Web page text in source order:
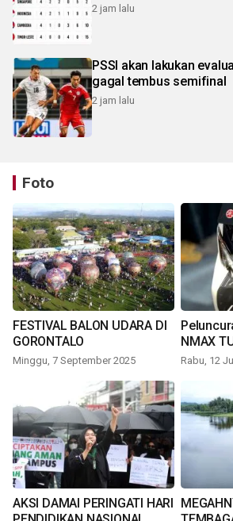
2 jam lalu
PSSI akan lakukan
gagal tembus semifinal
2 jam lalu
Foto
FESTIVAL BALON UDARA DI
GORONTALO
Minggu, 7 September 2025
NMAX
Rabu, 12
AKSI DAMAI PERINGATI HARI